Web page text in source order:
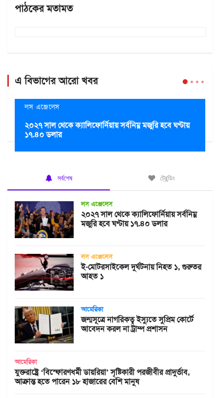
পাঠকের মতামত
এ বিভাগের আরো খবর
লস এঞ্জেলেস
২০২৭ সাল থেকে ক্যালিফোর্নিয়ায় সর্বনিম্ন মজুরি হবে ঘণ্টায়
১৭.৪০ ডলার
সর্বশেষ ট্রেন্ডিং
লস এঞ্জেলেস
২০২৭ সাল থেকে ক্যালিফোর্নিয়ায় সর্বনিম্ন
মজুরি হবে ঘণ্টায় ১৭.৪০ ডলার
লস এঞ্জেলেস
ই-মোটরসাইকেল দুর্ঘটনায় নিহত ১, গুরুতর
আহত ১
আমেরিকা
জন্মসূত্রে নাগরিকত্ব ইস্যুতে সুপ্রিম কোর্টে
আবেদন করল না ট্রাম্প প্রশাসন
আমেরিকা
যুক্তরাষ্ট্রে ‘বিস্ফোরণধর্মী ডায়রিয়া’ সৃষ্টিকারী পরজীবীর প্রাদুর্ভাব,
আক্রান্ত হতে পারেন ১৮ হাজারের বেশি মানুষ